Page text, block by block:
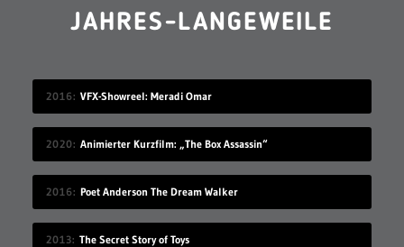
JAHRES-LANGEWEILE
2016 VFX-Showreel: Meradi Omar
2020 Animierter Kurzfilm: „The Box Assassin“
2016 Poet Anderson The Dream Walker
2013 The Secret Story of Toys